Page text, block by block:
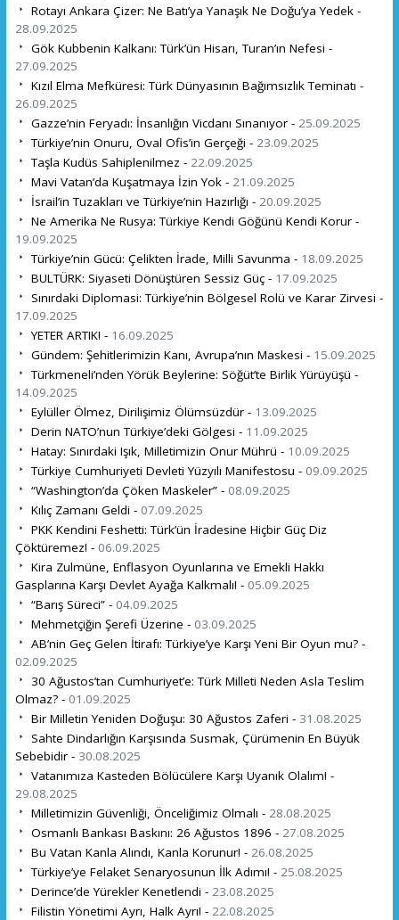
Rotayı Ankara Çizer: Ne Batı’ya Yanaşık Ne Doğu’ya Yedek -
28.09.2025
Gök Kubbenin Kalkanı: Türk’ün Hisarı, Turan’ın Nefesi -
27.09.2025
Kızıl Elma Mefküresi: Türk Dünyasının Bağımsızlık Teminatı -
26.09.2025
Gazze’nin Feryadı: İnsanlığın Vicdanı Sınanıyor - 25.09.2025
Türkiye’nin Onuru, Oval Ofis’in Gerçeği - 23.09.2025
Taşla Kudüs Sahiplenilmez - 22.09.2025
Mavi Vatan’da Kuşatmaya İzin Yok - 21.09.2025
İsrail’in Tuzakları ve Türkiye’nin Hazırlığı - 20.09.2025
Ne Amerika Ne Rusya: Türkiye Kendi Göğünü Kendi Korur -
19.09.2025
Türkiye’nin Gücü: Çelikten İrade, Milli Savunma - 18.09.2025
BULTÜRK: Siyaseti Dönüştüren Sessiz Güç - 17.09.2025
Sınırdaki Diplomasi: Türkiye’nin Bölgesel Rolü ve Karar Zirvesi -
17.09.2025
YETER ARTIK! - 16.09.2025
Gündem: Şehitlerimizin Kanı, Avrupa’nın Maskesi - 15.09.2025
Türkmeneli’nden Yörük Beylerine: Söğüt’te Birlik Yürüyüşü -
14.09.2025
Eylüller Ölmez, Dirilişimiz Ölümsüzdür - 13.09.2025
Derin NATO’nun Türkiye’deki Gölgesi - 11.09.2025
Hatay: Sınırdaki Işık, Milletimizin Onur Mührü - 10.09.2025
Türkiye Cumhuriyeti Devleti Yüzyılı Manifestosu - 09.09.2025
“Washington’da Çöken Maskeler” - 08.09.2025
Kılıç Zamanı Geldi - 07.09.2025
PKK Kendini Feshetti: Türk’ün İradesine Hiçbir Güç Diz
Çöktüremez! - 06.09.2025
Kira Zulmüne, Enflasyon Oyunlarına ve Emekli Hakkı
Gasplarına Karşı Devlet Ayağa Kalkmalı! - 05.09.2025
“Barış Süreci” - 04.09.2025
Mehmetçiğin Şerefi Üzerine - 03.09.2025
AB’nin Geç Gelen İtirafı: Türkiye’ye Karşı Yeni Bir Oyun mu? -
02.09.2025
30 Ağustos’tan Cumhuriyet’e: Türk Milleti Neden Asla Teslim
Olmaz? - 01.09.2025
Bir Milletin Yeniden Doğuşu: 30 Ağustos Zaferi - 31.08.2025
Sahte Dindarlığın Karşısında Susmak, Çürümenin En Büyük
Sebebidir - 30.08.2025
Vatanımıza Kasteden Bölücülere Karşı Uyanık Olalım! -
29.08.2025
Milletimizin Güvenliği, Önceliğimiz Olmalı - 28.08.2025
Osmanlı Bankası Baskını: 26 Ağustos 1896 - 27.08.2025
Bu Vatan Kanla Alındı, Kanla Korunur! - 26.08.2025
Türkiye’ye Felaket Senaryosunun İlk Adımı! - 25.08.2025
Derince’de Yürekler Kenetlendi - 23.08.2025
Filistin Yönetimi Ayrı, Halk Ayrı! - 22.08.2025